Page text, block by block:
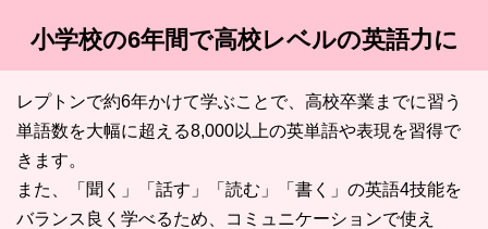
小学校の6年間で高校レベルの英語力に
レプトンで約6年かけて学ぶことで、高校卒業までに習う
単語数を大幅に超える8,000以上の英単語や表現を習得で
きます。
また、「聞く」「話す」「読む」「書く」の英語4技能を
バランス良く学べるため、コミュニケーションで使え